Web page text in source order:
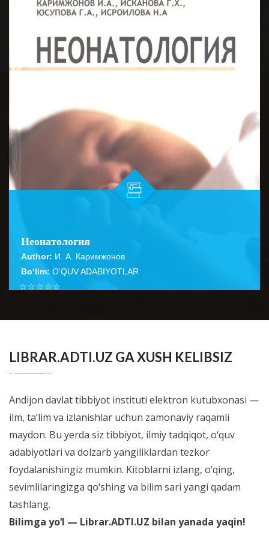
Неонатология
Author: И. А. Каримжонов
Bo‘lim: O'QUV ADABIYOTLAR
☆
☆
☆
☆
☆
LIBRAR.ADTI.UZ GA XUSH KELIBSIZ
Andijon davlat tibbiyot instituti elektron kutubxonasi —
ilm, ta’lim va izlanishlar uchun zamonaviy raqamli
maydon. Bu yerda siz tibbiyot, ilmiy tadqiqot, o‘quv
adabiyotlari va dolzarb yangiliklardan tezkor
foydalanishingiz mumkin. Kitoblarni izlang, o‘qing,
sevimlilaringizga qo‘shing va bilim sari yangi qadam
tashlang.
Bilimga yo‘l — Librar.ADTI.UZ bilan yanada yaqin!